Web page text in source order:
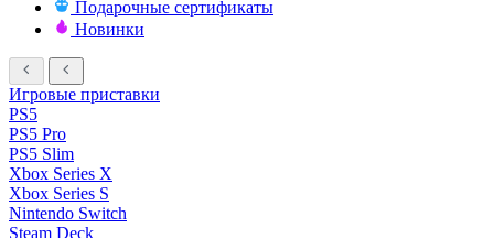
Подарочные сертификаты
Новинки
Игровые приставки
PS5
PS5 Pro
PS5 Slim
Xbox Series X
Xbox Series S
Nintendo Switch
Steam Deck